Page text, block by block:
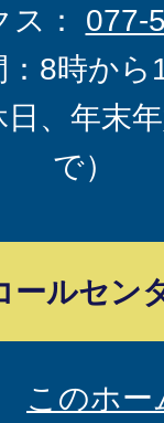
ス： 077-
：8時から
日、年末
で）
ールセン
このホ